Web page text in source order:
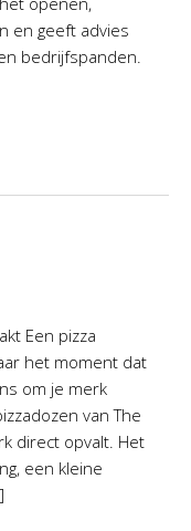
en geeft advies
bedrijfspanden.
Een pizza
het moment dat
om je merk
van The
direct opvalt. Het
een kleine